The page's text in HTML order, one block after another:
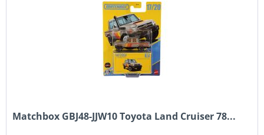
Matchbox GBJ48-JJW10 Toyota Land Cruiser 78...